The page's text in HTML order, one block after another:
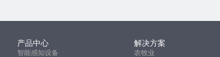
产品中心 解决方案
智能感知设备
农牧业